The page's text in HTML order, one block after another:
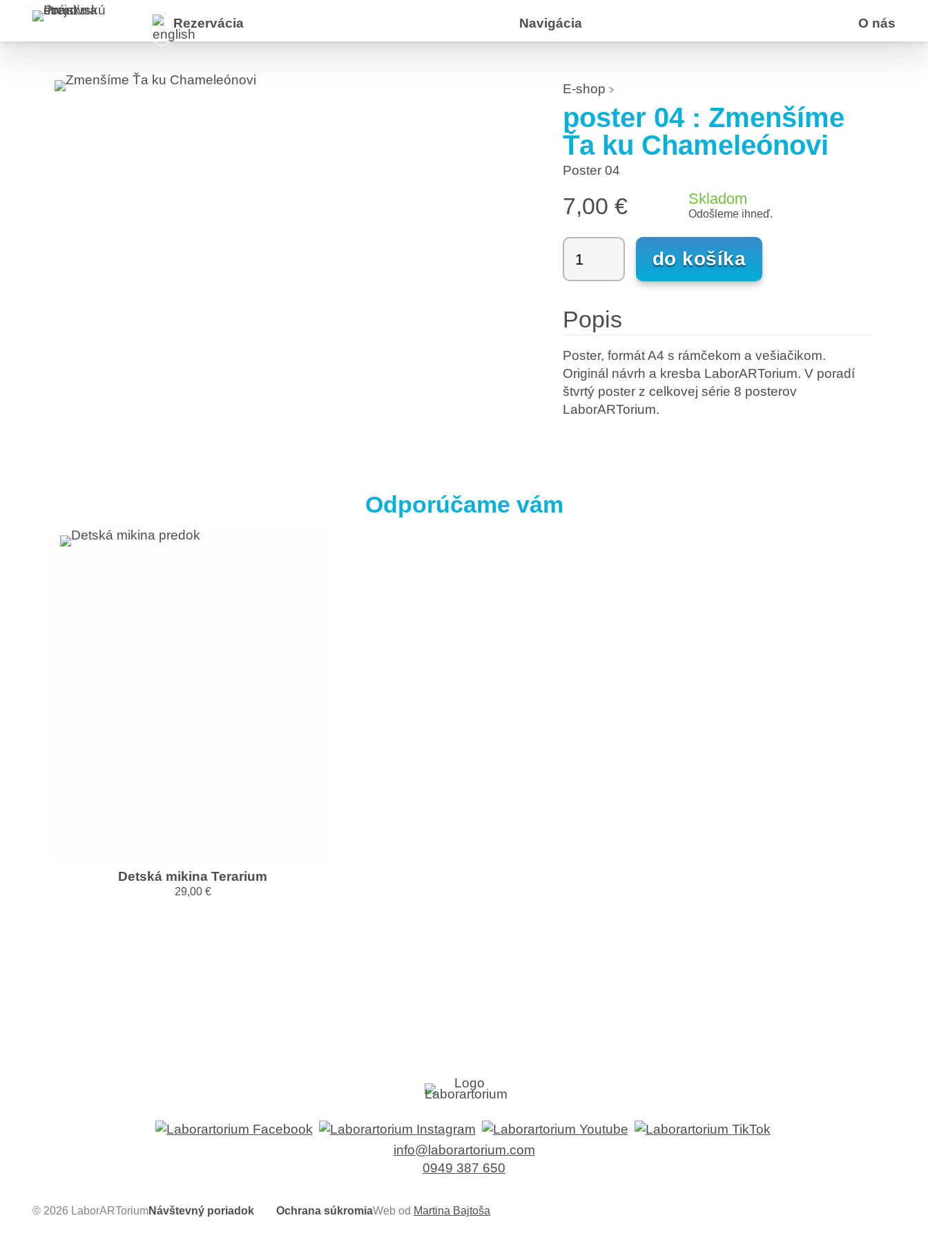
Preskočiť
Rezervácia Navigácia O nás
E-shop
poster 04 : Zmenšíme
Ťa ku Chameleónovi
Poster 04
7,00 € Skladom
Odošleme ihneď.
množstvo
poster
Zmenšíme
ku
Chameleónovi
do košíka
Popis
Poster, formát A4 s rámčekom a vešiačikom.
Originál návrh a kresba LaborARTorium. V poradí
štvrtý poster z celkovej série 8 posterov
LaborARTorium.
Odporúčame vám
Detská mikina Terarium
29,00 €
info@laborartorium.com
0949 387 650
© 2026 LaborARToriumNávštevný poriadok Ochrana súkromiaWeb od Martina Bajtoša